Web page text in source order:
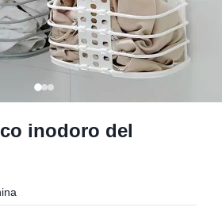
inodoro del